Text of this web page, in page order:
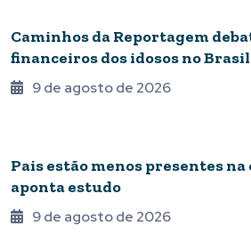
Caminhos da Reportagem
financeiros dos idosos no Brasil
9 de agosto de 2026
Pais estão menos presentes
aponta estudo
9 de agosto de 2026